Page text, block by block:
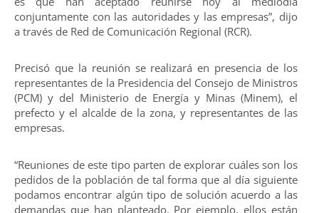
conjuntamente con las autoridades y las empresas”, dijo
a través de Red de Comunicación Regional (RCR).
Precisó que la reunión se realizará en presencia de los
representantes de la Presidencia del Consejo de Ministros
(PCM) y del Ministerio de Energía y Minas (Minem), el
prefecto y el alcalde de la zona, y representantes de las
empresas.
“Reuniones de este tipo parten de explorar cuáles son los
pedidos de la población de tal forma que al día siguiente
podamos encontrar algún tipo de solución acuerdo a las
demandas que han planteado. Por ejemplo, ellos están